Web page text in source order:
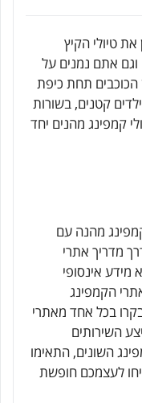
את טיולי הקיץ
אתם נמנים על
הכוכבים תחת כיפת
קטנים, בשורות
קמפינג מהנים יחד
מהנה עם
מדריך אתרי
מידע אינסופי
הקמפינג
בקרו בכל אחד מאתרי
השירותים
השונים, התאימו
לעצמכם חופשת